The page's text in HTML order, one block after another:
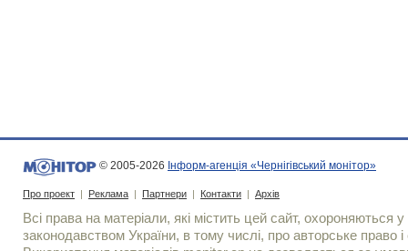
© 2005-2026 Інформ-агенція «Чернігівський монітор»
Про проект | Реклама | Партнери | Контакти | Архів
Всі права на матеріали, які містить цей сайт, охороняються у
законодавством України, в тому числі, про авторське право і